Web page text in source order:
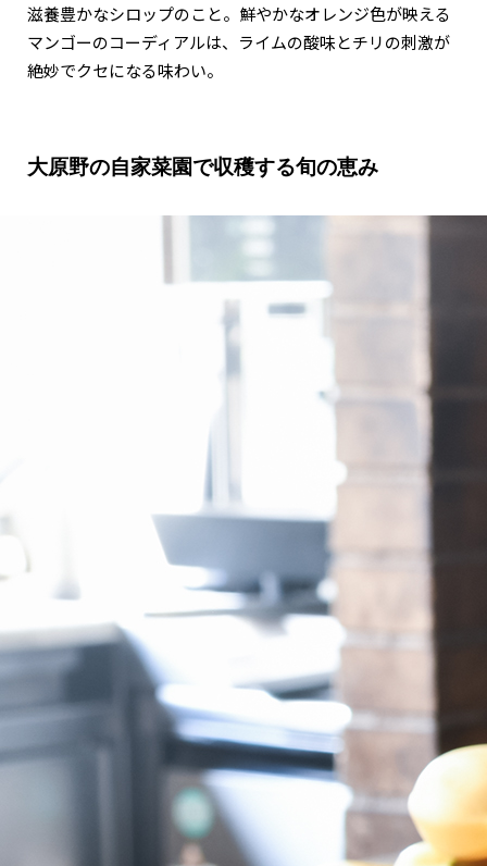
滋養豊かなシロップのこと。鮮やかなオレンジ色が映える
マンゴーのコーディアルは、ライムの酸味とチリの刺激が
絶妙でクセになる味わい。
大原野の自家菜園で収穫する旬の恵み